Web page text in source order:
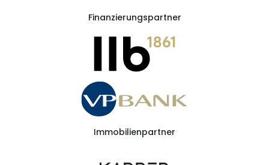
Finanzierungspartner
Immobilienpartner